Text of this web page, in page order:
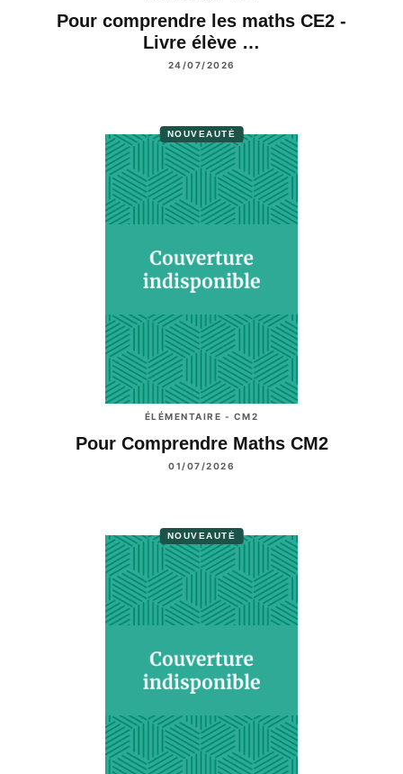
Pour comprendre les maths CE2 -
Livre élève …
24/07/2026
NOUVEAUTÉ
ÉLÉMENTAIRE - CM2
Pour Comprendre Maths CM2
01/07/2026
NOUVEAUTÉ